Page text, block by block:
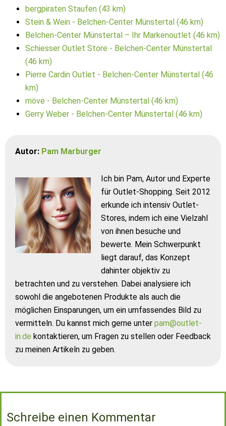
bergpiraten Staufen (43 km)
Stein & Wein - Belchen-Center Münstertal (46 km)
Belchen-Center Münstertal – Ihr Markenoutlet (46 km)
Schiesser Outlet Store - Belchen-Center Münstertal
(46 km)
Pierre Cardin Outlet - Belchen-Center Münstertal (46
km)
möve - Belchen-Center Münstertal (46 km)
Gerry Weber - Belchen-Center Münstertal (46 km)
Autor: Pam Marburger
Ich bin Pam, Autor und Experte
für Outlet-Shopping. Seit 2012
erkunde ich intensiv Outlet-
Stores, indem ich eine Vielzahl
von ihnen besuche und
bewerte. Mein Schwerpunkt
liegt darauf, das Konzept
dahinter objektiv zu
betrachten und zu verstehen. Dabei analysiere ich
sowohl die angebotenen Produkte als auch die
möglichen Einsparungen, um ein umfassendes Bild zu
vermitteln. Du kannst mich gerne unter pam@outlet-
in.de kontaktieren, um Fragen zu stellen oder Feedback
zu meinen Artikeln zu geben.
Schreibe einen Kommentar